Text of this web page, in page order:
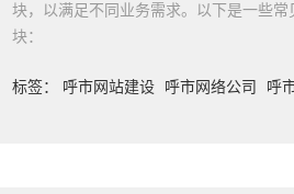
块，以满足不同业务需求。以下是一些常
块：
标签： 呼市网站建设 呼市网络公司 呼